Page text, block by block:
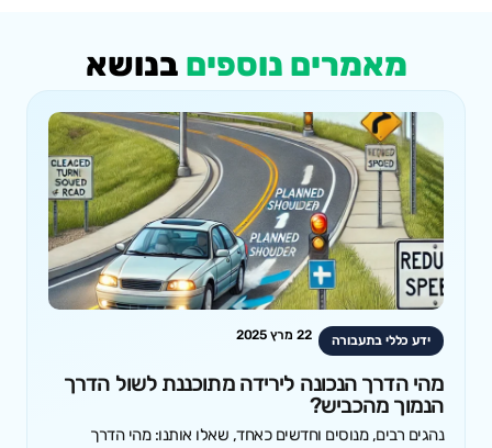
מאמרים נוספים בנושא
ידע כללי בתעבורה 22 מרץ 2025
מהי הדרך הנכונה לירידה מתוכננת לשול הדרך
הנמוך מהכביש?
נהגים רבים, מנוסים וחדשים כאחד, שאלו אותנו: מהי הדרך